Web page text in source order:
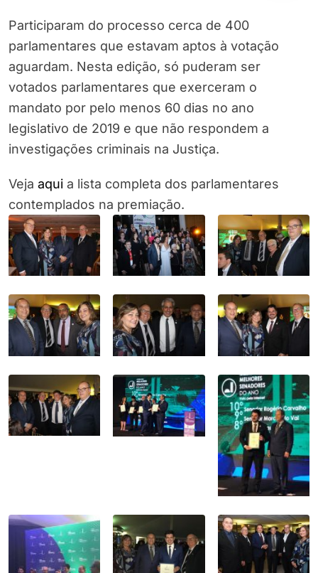
Participaram do processo cerca de 400
parlamentares que estavam aptos à votação
aguardam. Nesta edição, só puderam ser
votados parlamentares que exerceram o
mandato por pelo menos 60 dias no ano
legislativo de 2019 e que não respondem a
investigações criminais na Justiça.
Veja aqui a lista completa dos parlamentares
contemplados na premiação.